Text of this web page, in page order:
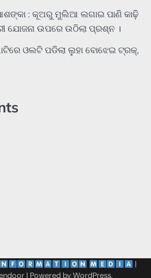
ଆଶଙ୍କା : କୂଅରୁ ମୁଲିଆ ଲଗାଇ ପାଣି କାଢ଼ି
ଯୋଜନା ଉପରେ ଉଠିଲା ପ୍ରଶ୍ନ ।
ଓଲଟି ପଡିଲା ଲୁହା ବୋଝେଇ ଟ୍ରକ୍‌,
|
| Powered byWordPress.